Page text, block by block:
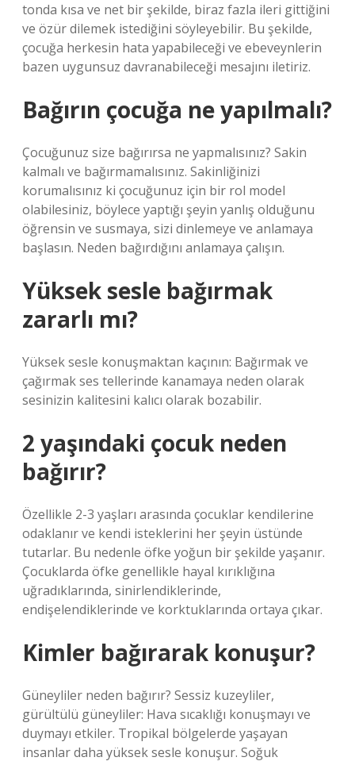
tonda kısa ve net bir şekilde, biraz fazla ileri gittiğini
ve özür dilemek istediğini söyleyebilir. Bu şekilde,
çocuğa herkesin hata yapabileceği ve ebeveynlerin
bazen uygunsuz davranabileceği mesajını iletiriz.
Bağırın çocuğa ne yapılmalı?
Çocuğunuz size bağırırsa ne yapmalısınız? Sakin
kalmalı ve bağırmamalısınız. Sakinliğinizi
korumalısınız ki çocuğunuz için bir rol model
olabilesiniz, böylece yaptığı şeyin yanlış olduğunu
öğrensin ve susmaya, sizi dinlemeye ve anlamaya
başlasın. Neden bağırdığını anlamaya çalışın.
Yüksek sesle bağırmak
zararlı mı?
Yüksek sesle konuşmaktan kaçının: Bağırmak ve
çağırmak ses tellerinde kanamaya neden olarak
sesinizin kalitesini kalıcı olarak bozabilir.
2 yaşındaki çocuk neden
bağırır?
Özellikle 2-3 yaşları arasında çocuklar kendilerine
odaklanır ve kendi isteklerini her şeyin üstünde
tutarlar. Bu nedenle öfke yoğun bir şekilde yaşanır.
Çocuklarda öfke genellikle hayal kırıklığına
uğradıklarında, sinirlendiklerinde,
endişelendiklerinde ve korktuklarında ortaya çıkar.
Kimler bağırarak konuşur?
Güneyliler neden bağırır? Sessiz kuzeyliler,
gürültülü güneyliler: Hava sıcaklığı konuşmayı ve
duymayı etkiler. Tropikal bölgelerde yaşayan
insanlar daha yüksek sesle konuşur. Soğuk